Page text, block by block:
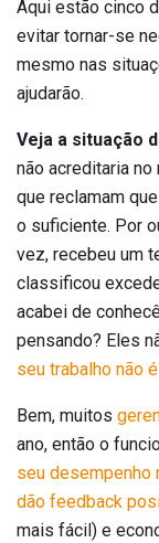
Aqui estão cinco
evitar tornar-se
mesmo nas
ajudarão.
Veja a situação
não acreditaria
que reclamam
o suficiente. Por
vez, recebeu um
classificou
acabei de
pensando? Eles
seu trabalho não
Bem, muitos
ano, então o
seu desempenho
dão feedback
mais fácil) e